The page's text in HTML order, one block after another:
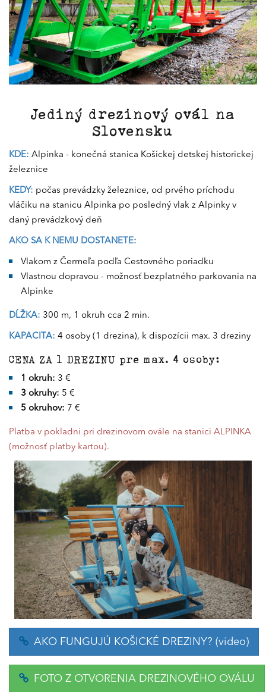
Jediný drezinový ovál na
Slovensku
KDE: Alpinka - konečná stanica Košickej detskej historickej
železnice
KEDY: počas prevádzky železnice, od prvého príchodu
vláčiku na stanicu Alpinka po posledný vlak z Alpinky v
daný prevádzkový deň
AKO SA K NEMU DOSTANETE:
Vlakom z Čermeľa podľa Cestovného poriadku
Vlastnou dopravou - možnosť bezplatného parkovania na
Alpinke
DĹŽKA: 300 m, 1 okruh cca 2 min.
KAPACITA: 4 osoby (1 drezina), k dispozícii max. 3 dreziny
CENA ZA 1 DREZINU pre max. 4 osoby:
1 okruh: 3 €
3 okruhy: 5 €
5 okruhov: 7 €
Platba v pokladni pri drezinovom ovále na stanici ALPINKA
(možnosť platby kartou).
AKO FUNGUJÚ KOŠICKÉ DREZINY? (video)
FOTO Z OTVORENIA DREZINOVÉHO OVÁLU